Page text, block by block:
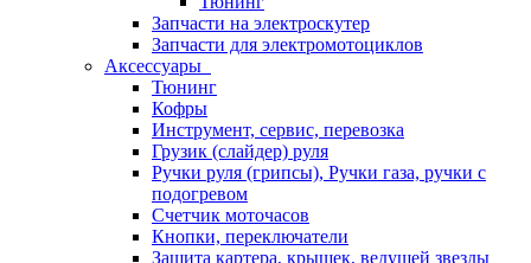
Запчасти на электроскутер
Запчасти для электромотоциклов
Аксессуары
Тюнинг
Кофры
Инструмент, сервис, перевозка
Грузик (слайдер) руля
Ручки руля (грипсы), Ручки газа, ручки с
подогревом
Счетчик моточасов
Кнопки, переключатели
Защита картера, крышек, ведущей звезды